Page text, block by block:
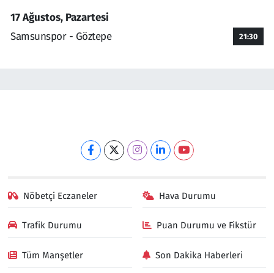
17 Ağustos, Pazartesi
Samsunspor - Göztepe
21:30
Nöbetçi Eczaneler Hava Durumu
Trafik Durumu Puan Durumu ve Fikstür
Tüm Manşetler Son Dakika Haberleri